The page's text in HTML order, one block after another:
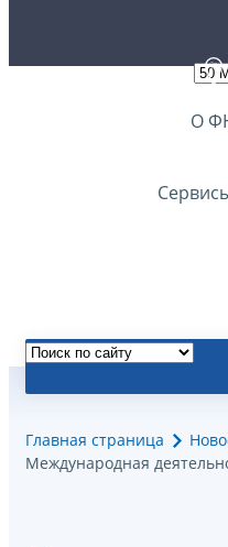
О
Главная страница
Международная